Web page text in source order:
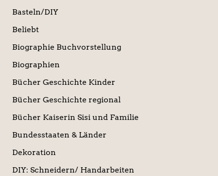
Basteln/DIY
Beliebt
Biographie Buchvorstellung
Biographien
Bücher Geschichte Kinder
Bücher Geschichte regional
Bücher Kaiserin Sisi und Familie
Bundesstaaten & Länder
Dekoration
DIY: Schneidern/ Handarbeiten